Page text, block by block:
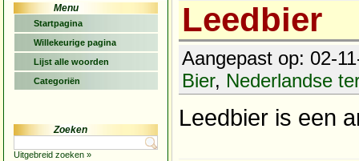
Menu
Startpagina
Willekeurige pagina
Lijst alle woorden
Categoriën
Zoeken
Uitgebreid zoeken »
Leedbier
Aangepast op: 02-
Bier, Nederlandse
Leedbier is een